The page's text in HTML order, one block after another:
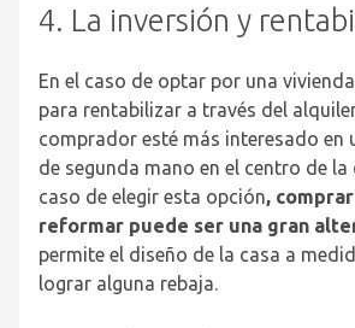
4. La inversión y
En el caso de optar por una
para rentabilizar a través del
comprador esté más interesado en
de segunda mano en el centro de la
caso de elegir esta opción,
reformar puede ser una gran
permite el diseño de la casa a
lograr alguna rebaja.